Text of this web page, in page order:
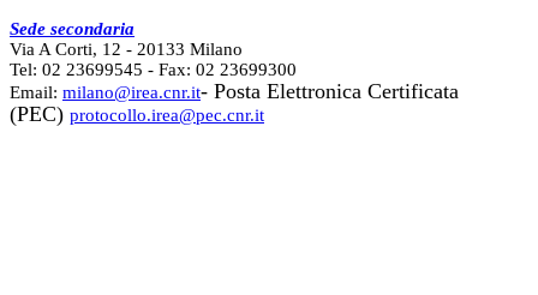
Sede secondaria
Via A Corti, 12 - 20133 Milano
Tel: 02 23699545 - Fax: 02 23699300
Email: milano@irea.cnr.it- Posta Elettronica Certificata
(PEC) protocollo.irea@pec.cnr.it